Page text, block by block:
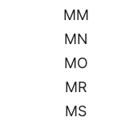
MM
MN
MO
MR
MS